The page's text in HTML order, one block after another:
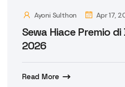
Ayoni Sulthon Apr 17,
Sewa Hiace Premio
2026
Read More